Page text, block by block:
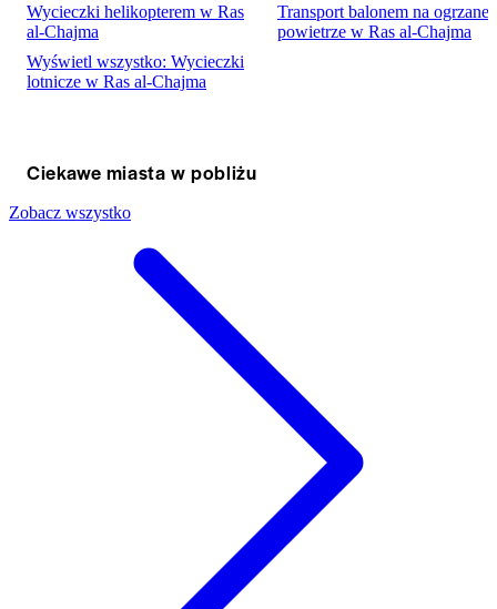
Wycieczki helikopterem w Ras
al-Chajma
Transport balonem na ogrzane
powietrze w Ras al-Chajma
Wyświetl wszystko: Wycieczki
lotnicze w Ras al-Chajma
Ciekawe miasta w pobliżu
Zobacz wszystko